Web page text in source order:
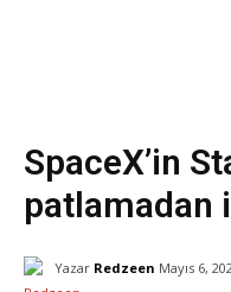
SpaceX’in
patlamadan
Yazar Redzeen Mayıs 6,